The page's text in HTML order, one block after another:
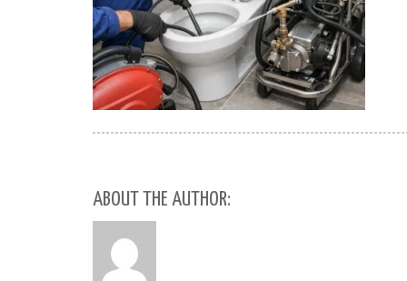
ABOUT THE AUTHOR: